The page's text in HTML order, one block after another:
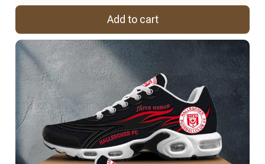
Add to cart